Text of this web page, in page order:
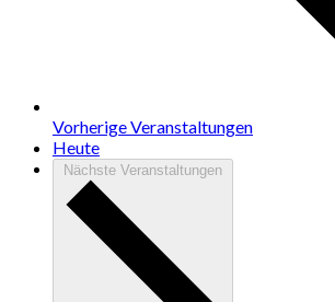
VorherigeVeranstaltungen
Heute
Nächste Veranstaltungen